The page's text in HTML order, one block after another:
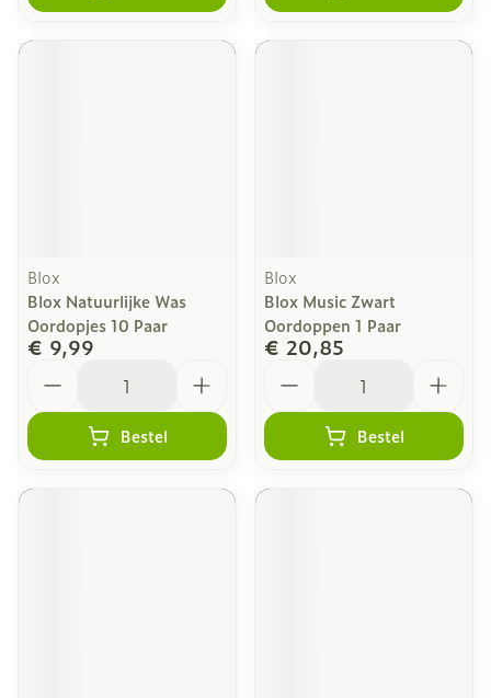
Blox
Blox Natuurlijke Was
Oordopjes 10 Paar
€ 9,99
Bestel
Blox
Blox Music Zwart
Oordoppen 1 Paar
€ 20,85
Bestel